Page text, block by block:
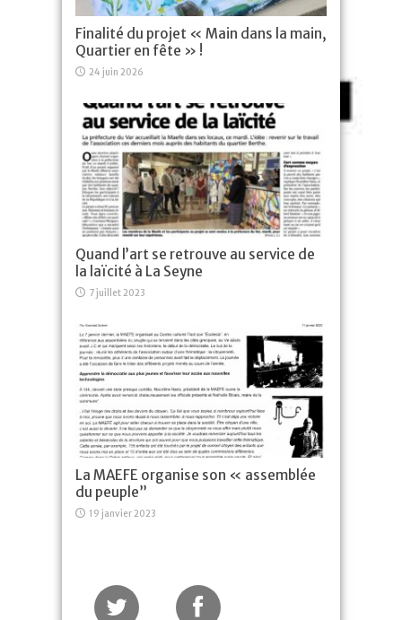
Finalité du projet « Main dans la main,
Quartier en fête » !
24 juin 2026
Quand l’art se retrouve au service de
la laïcité à La Seyne
7 juillet 2023
La MAEFE organise son « assemblée
du peuple”
19 janvier 2023